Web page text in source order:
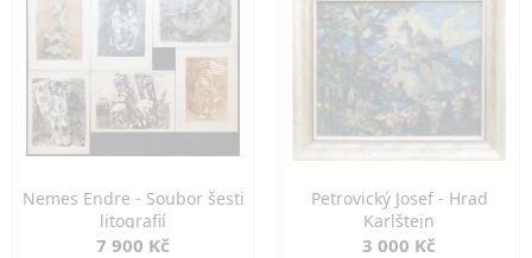
Nemes Endre - Soubor šesti
litografií
7 900 Kč
Petrovický Josef - Hrad
Karlštejn
3 000 Kč